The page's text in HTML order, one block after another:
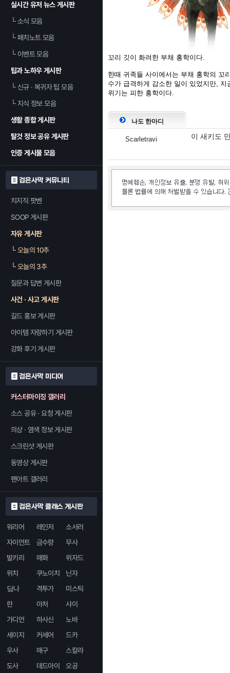
실시간 유저 뉴스 게시판
└소식 모음
└패치노트 모음
└이벤트 모음
팁과 노하우 게시판
└신규 · 복귀자 팁 모음
└지식 정보 모음
생활 종합 게시판
탈것 정보 공유 게시판
인증 게시물 모음
검은사막 커뮤니티
치지직 팟벤
SOOP 게시판
자유 게시판
└오늘의 10추
└오늘의 3추
질문과 답변 게시판
사건 · 사고 게시판
길드 홍보 게시판
아이템 자랑하기 게시판
강화 후기 게시판
검은사막 미디어
커스터마이징 갤러리
소스 공유 · 요청 게시판
의상 · 염색 정보 게시판
스크린샷 게시판
동영상 게시판
팬아트 갤러리
검은사막 클래스 게시판
워리어 레인저
소서러
자이언트
금수랑
무사
발키리
매화
위자드
위치
쿠노이치
닌자
닼나
격투가
미스틱
란
아처
샤이
가디언
하사신
노바
세이지
커세어
드카
우사
매구
스칼라
도사
데드아이
오공
꼬리 깃이 화려한 부채 홍학이다.
한때 귀족들 사이에서는 부채 홍학의 꼬
수가 급격하게 감소한 일이 있었지만,
위기는 피한 홍학이다.
나도 한마디
Scarletravi 이 새키도